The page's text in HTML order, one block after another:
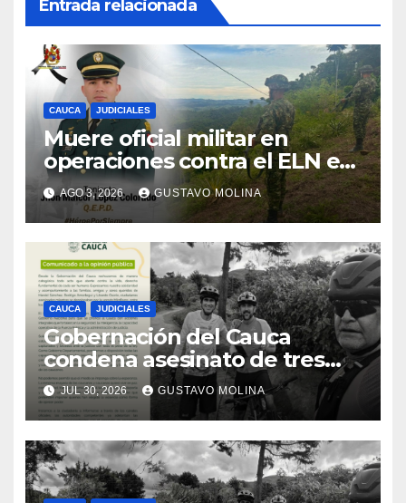
Entrada relacionada
CAUCA JUDICIALES
Muere oficial militar en
operaciones contra el ELN en
el sur del Cauca
AGO 3, 2026 GUSTAVO MOLINA
CAUCA JUDICIALES
Gobernación del Cauca
condena asesinato de tres
ciudadanos y exige medidas
urgentes al Gobierno
Nacional
JUL 30, 2026 GUSTAVO MOLINA